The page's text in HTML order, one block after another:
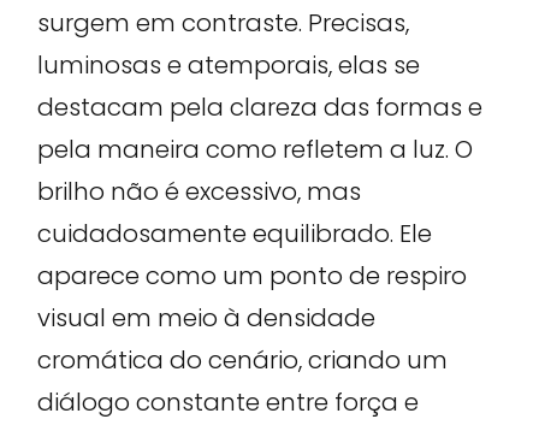
surgem em contraste. Precisas,
luminosas e atemporais, elas se
destacam pela clareza das formas e
pela maneira como refletem a luz. O
brilho não é excessivo, mas
cuidadosamente equilibrado. Ele
aparece como um ponto de respiro
visual em meio à densidade
cromática do cenário, criando um
diálogo constante entre força e